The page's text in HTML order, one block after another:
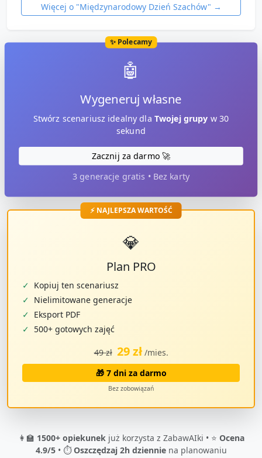
Więcej o "Międzynarodowy Dzień Szachów" →
✨ Polecamy
🤖
Wygeneruj własne
Stwórz scenariusz idealny dla Twojej grupy w 30
sekund
Zacznij za darmo 🚀
3 generacje gratis • Bez karty
⚡ NAJLEPSZA WARTOŚĆ
💎
Plan PRO
✓ Kopiuj ten scenariusz
✓ Nielimitowane generacje
✓ Eksport PDF
✓ 500+ gotowych zajęć
49 zł 29 zł /mies.
🎁 7 dni za darmo
Bez zobowiązań
👩‍🏫 1500+ opiekunekjuż korzysta z ZabawAIki • ⭐ Ocena
4.9/5• ⏱️Oszczędzaj 2h dzienniena planowaniu